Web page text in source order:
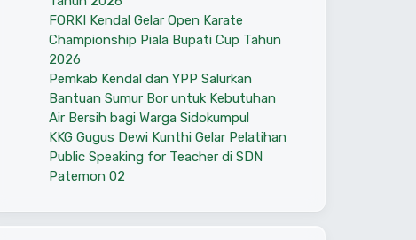
FORKI Kendal Gelar Open Karate
Championship Piala Bupati Cup Tahun
2026
Pemkab Kendal dan YPP Salurkan
Bantuan Sumur Bor untuk Kebutuhan
Air Bersih bagi Warga Sidokumpul
KKG Gugus Dewi Kunthi Gelar Pelatihan
Public Speaking for Teacher di SDN
Patemon 02